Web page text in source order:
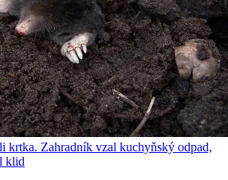
krtka. Zahradník vzal kuchyňský odpad,
klid